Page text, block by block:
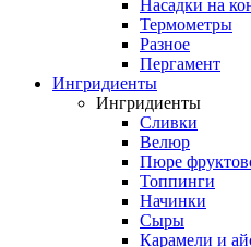
Насадки на
Термометры
Разное
Пергамент
Ингридиенты
Ингридиенты
Сливки
Велюр
Пюре
Топпинги
Начинки
Сыры
Карамели и